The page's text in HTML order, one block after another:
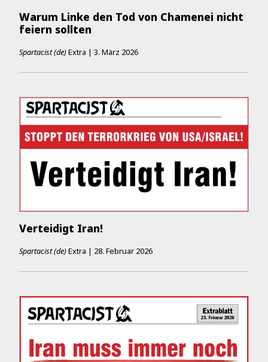
Warum Linke den Tod von Chamenei nicht
feiern sollten
Spartacist (de)Extra | 3. März 2026
Verteidigt Iran!
Spartacist (de)Extra | 28. Februar 2026